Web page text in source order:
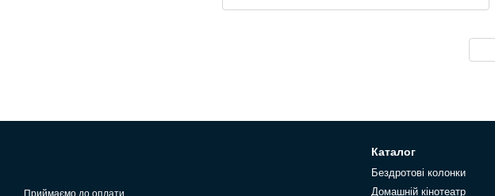
Приймаємо до оплати
Каталог
Бездротові колонки
Домашній кінотеатр